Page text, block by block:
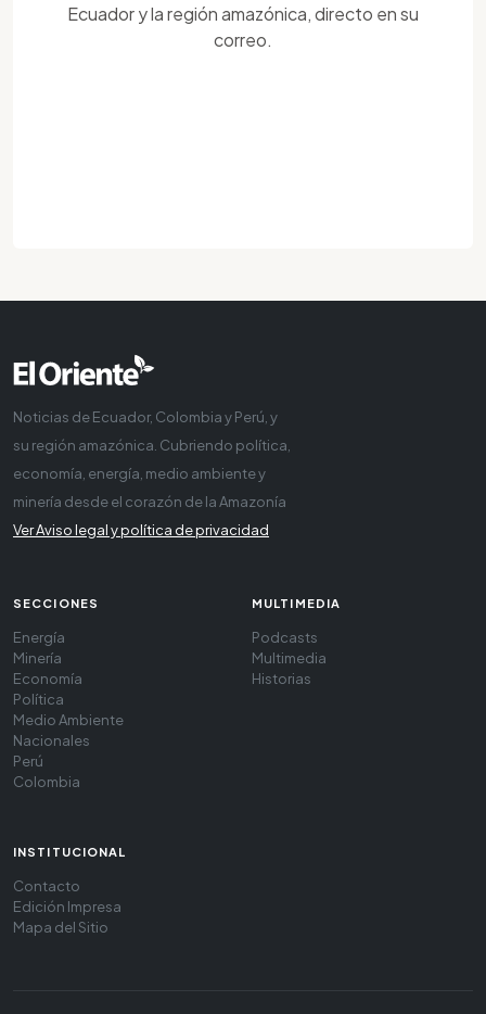
Ecuador y la región amazónica, directo en su
correo.
Noticias de Ecuador, Colombia y Perú, y
su región amazónica. Cubriendo política,
economía, energía, medio ambiente y
minería desde el corazón de la Amazonía
Ver Aviso legal y política de privacidad
SECCIONES
Energía
Minería
Economía
Política
Medio Ambiente
Nacionales
Perú
Colombia
MULTIMEDIA
Podcasts
Multimedia
Historias
INSTITUCIONAL
Contacto
Edición Impresa
Mapa del Sitio